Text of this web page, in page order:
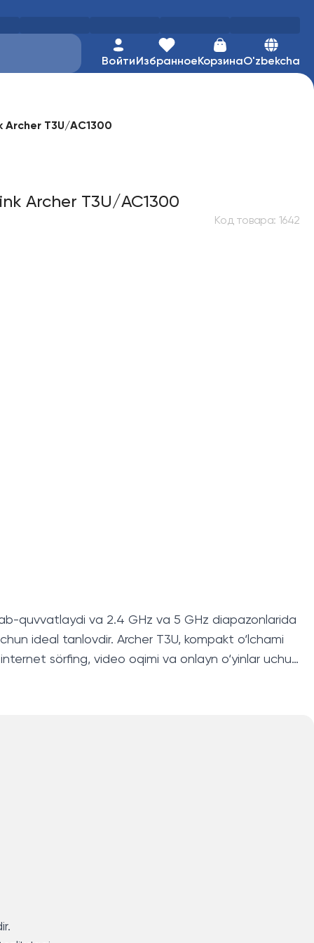
Войти ИзбранноеКорзинаO'zbekcha
Archer T3U/AC1300
Archer T3U/AC1300
Код товара: 1642
quvvatlaydi va 2.4 GHz va 5 GHz diapazonlarida
ideal tanlovdir. Archer T3U, kompakt o‘lchami
sörfing, video oqimi va onlayn o‘yinlar uchun